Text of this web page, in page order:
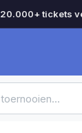
20.000+ tickets